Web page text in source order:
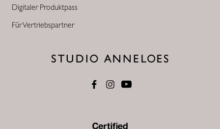
Digitaler Produktpass
Für Vertriebspartner